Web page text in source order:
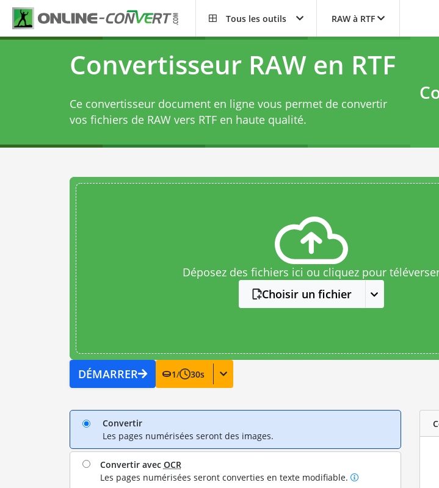
Tous les outils RAW à RTF
Convertisseur RAW en RTF
Ce convertisseur document en ligne vous permet de convertir
vos fichiers de RAW vers RTF en haute qualité.
Déposez des fichiers ici ou cliquez pour
Choisir un fichier
DÉMARRER 1/ 30s
Convertir
Les pages numérisées seront des images.
Convertir avec OCR
Les pages numérisées seront converties en texte modifiable.